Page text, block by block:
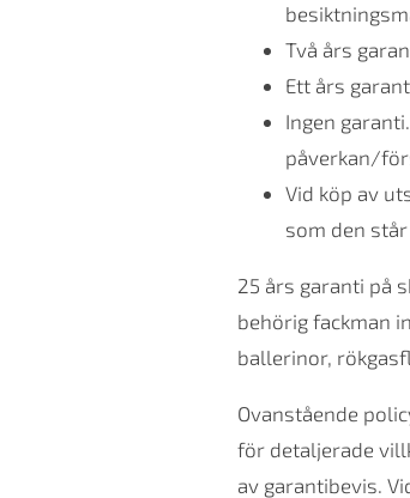
Två års
Ett års
Ingen
påverkan/
Vid köp av
som den
25 års garanti på
behörig fackman
ballerinor,
Ovanstående
för detaljerade
av garantibevis.